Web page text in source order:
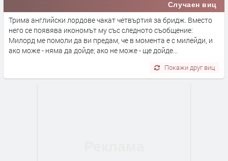
Случаен виц
Трима английски лордове чакат четвъртия за бридж. Вместо
него се появява икономът му със следното съобщение:
Милорд ме помоли да ви предам, че в момента е с милейди, и
ако може - няма да дойде; ако не може - ще дойде...
Покажи друг виц